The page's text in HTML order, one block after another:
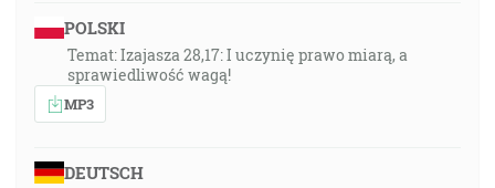
POLSKI
Temat: Izajasza 28,17: I uczynię prawo miarą, a
sprawiedliwość wagą!
MP3
DEUTSCH